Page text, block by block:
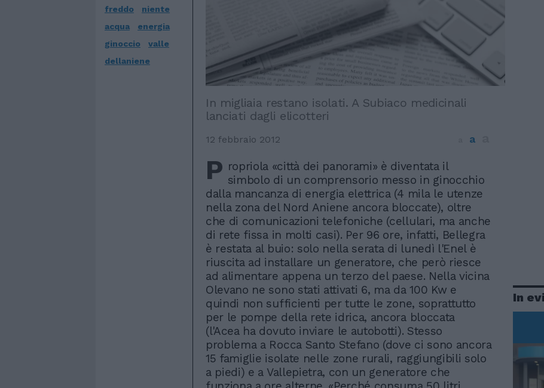
freddo
niente
acqua
energia
ginoccio
valle
dellaniene
In migliaia restano isolati. A Subiaco medicinali
lanciati dagli elicotteri
12 febbraio 2012 a
P ropriola «città dei panorami» è diventata il
simbolo di un comprensorio messo in ginocchio
dalla mancanza di energia elettrica (4 mila le utenze
nella zona del Nord Aniene ancora bloccate), oltre
che di comunicazioni telefoniche (cellulari, ma anche
di rete fissa in molti casi). Per 96 ore, infatti, Bellegra
è restata al buio: solo nella serata di lunedì l'Enel è
riuscita ad installare un generatore, che però riesce
ad alimentare appena un terzo del paese. Nella vicina
Olevano ne sono stati attivati 6, ma da 100 Kw e
quindi non sufficienti per tutte le zone, soprattutto
per le pompe della rete idrica, ancora bloccata
(l'Acea ha dovuto inviare le autobotti). Stesso
problema a Rocca Santo Stefano (dove ci sono ancora
15 famiglie isolate nelle zone rurali, raggiungibili solo
a piedi) e a Vallepietra, con un generatore che
In